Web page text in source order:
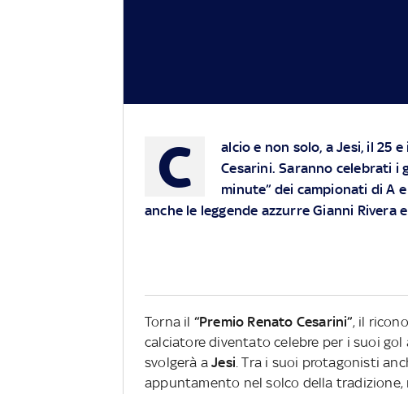
C
alcio e non solo, a Jesi, il 25
Cesarini. Saranno celebrati i
minute” dei campionati di A
anche le leggende azzurre Gianni Rivera
Torna il “Premio Renato Cesarini”, il
calciatore diventato celebre per i suoi gol
svolgerà aJesi. Tra i suoi protagonisti
appuntamento nel solco della tradizione,